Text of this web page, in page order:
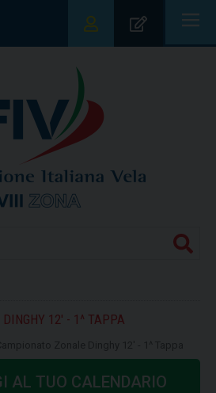
|||
12' - 1^ TAPPA
AL TUO CALENDARIO